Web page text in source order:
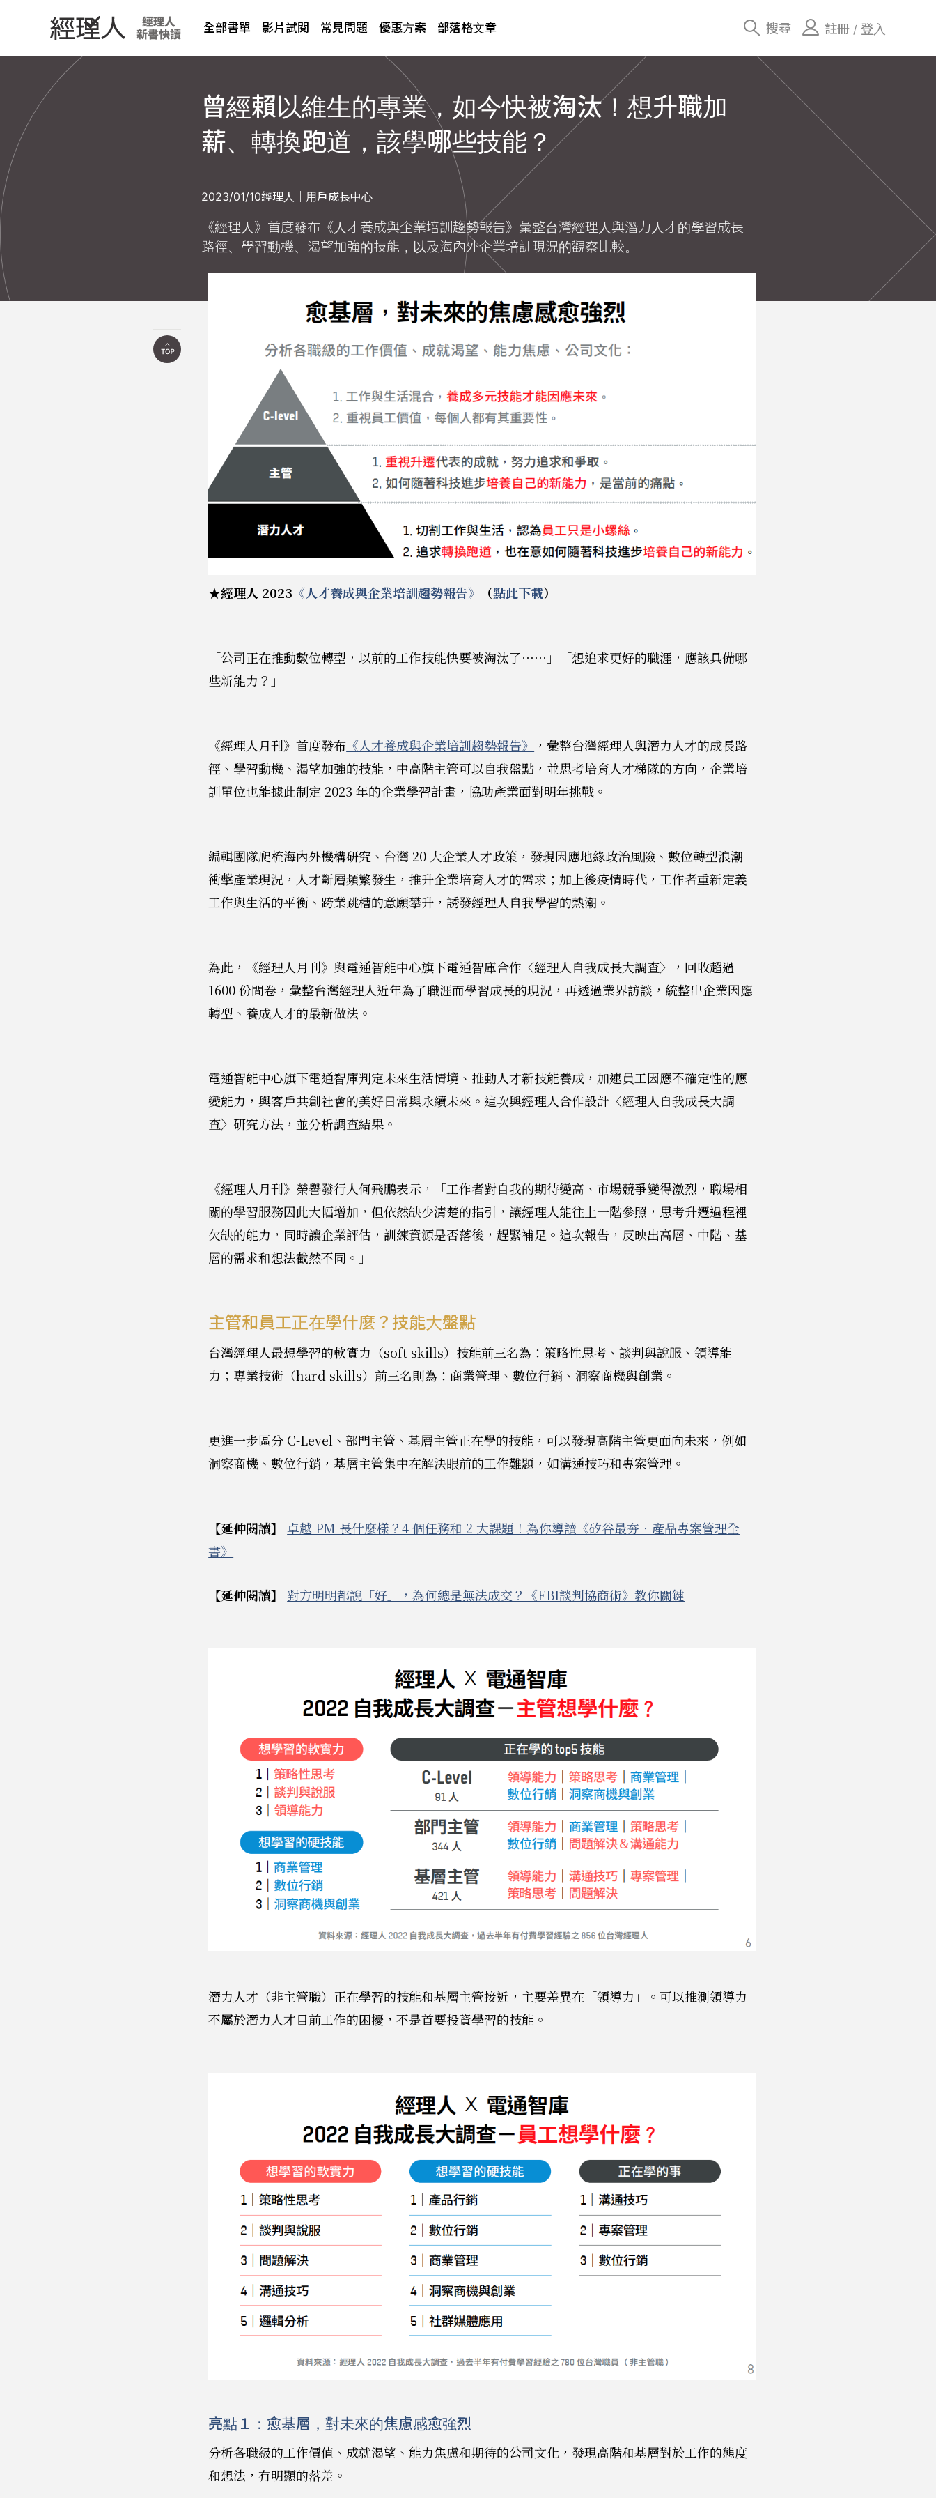
全部書單 影片試閱 常見問題 優惠方案 部落格文章 搜尋 註冊 / 登入
曾經賴以維生的專業，如今快被淘汰！想升職加
薪、轉換跑道，該學哪些技能？
2023/01/10經理人｜用戶成長中心
《經理人》首度發布《人才養成與企業培訓趨勢報告》彙整台灣經理人與潛力人才的學習成長
路徑、學習動機、渴望加強的技能，以及海內外企業培訓現況的觀察比較。
★經理人 2023 《人才養成與企業培訓趨勢報告》 （點此下載）
「公司正在推動數位轉型，以前的工作技能快要被淘汰了⋯⋯」「想追求更好的職涯，應該具備哪
些新能力？」
《經理人月刊》首度發布 《人才養成與企業培訓趨勢報告》
，彙整台灣經理人與潛力人才的成長路
徑、學習動機、渴望加強的技能，中高階主管可以自我盤點，並思考培育人才梯隊的方向，企業培
訓單位也能據此制定 2023 年的企業學習計畫，協助產業面對明年挑戰。
編輯團隊爬梳海內外機構研究、台灣 20 大企業人才政策，發現因應地緣政治風險、數位轉型浪潮
衝擊產業現況，人才斷層頻繁發生，推升企業培育人才的需求；加上後疫情時代，工作者重新定義
工作與生活的平衡、跨業跳槽的意願攀升，誘發經理人自我學習的熱潮。
為此，《經理人月刊》與電通智能中心旗下電通智庫合作〈經理人自我成長大調查〉，回收超過
1600 份問卷，彙整台灣經理人近年為了職涯而學習成長的現況，再透過業界訪談，統整出企業因應
轉型、養成人才的最新做法。
電通智能中心旗下電通智庫判定未來生活情境、推動人才新技能養成，加速員工因應不確定性的應
變能力，與客戶共創社會的美好日常與永續未來。這次與經理人合作設計〈經理人自我成長大調
查〉研究方法，並分析調查結果。
《經理人月刊》榮譽發行人何飛鵬表示，「工作者對自我的期待變高、市場競爭變得激烈，職場相
關的學習服務因此大幅增加，但依然缺少清楚的指引，讓經理人能往上一階參照，思考升遷過程裡
欠缺的能力，同時讓企業評估，訓練資源是否落後，趕緊補足。這次報告，反映出高層、中階、基
層的需求和想法截然不同。」
主管和員工正在學什麼？技能大盤點
台灣經理人最想學習的軟實力（soft skills）技能前三名為：策略性思考、談判與說服、領導能
力；專業技術（hard skills）前三名則為：商業管理、數位行銷、洞察商機與創業。
更進一步區分 C-Level、部門主管、基層主管正在學的技能，可以發現高階主管更面向未來，例如
洞察商機、數位行銷，基層主管集中在解決眼前的工作難題，如溝通技巧和專案管理。
【延伸閱讀】
卓越 PM 長什麼樣？4 個任務和 2 大課題！為你導讀《矽谷最夯‧產品專案管理全
書》
【延伸閱讀】 對方明明都說「好」，為何總是無法成交？《FBI談判協商術》教你關鍵
潛力人才（非主管職）正在學習的技能和基層主管接近，主要差異在「領導力」。可以推測領導力
不屬於潛力人才目前工作的困擾，不是首要投資學習的技能。
亮點１：愈基層，對未來的焦慮感愈強烈
分析各職級的工作價值、成就渴望、能力焦慮和期待的公司文化，發現高階和基層對於工作的態度
和想法，有明顯的落差。